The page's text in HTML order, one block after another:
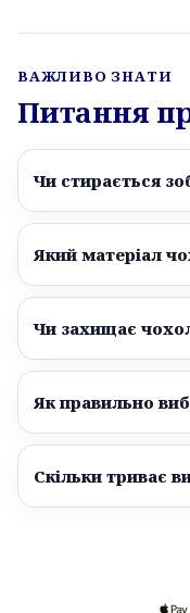
ВАЖЛИВО ЗНАТИ
Питання
Чи стирається
Який матеріал
Чи захищає
Як правильно
Скільки триває